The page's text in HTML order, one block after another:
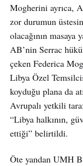
Mogherini ayrıca,
zor durumun
olacağının masaya
AB’nin Serrac
çeken Federica
Libya Özel
koyduğu plana da
Avrupalı yetkili
“Libya halkının,
ettiği” belirtildi.
Öte yandan UMH